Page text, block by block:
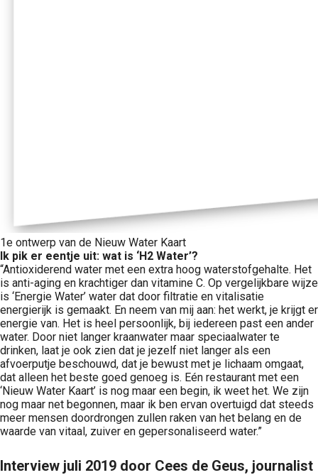
1e ontwerp van de Nieuw Water Kaart
Ik pik er eentje uit: wat is ‘H2 Water’?
“Antioxiderend water met een extra hoog waterstofgehalte. Het
is anti-aging en krachtiger dan vitamine C. Op vergelijkbare wijze
is ‘Energie Water’ water dat door filtratie en vitalisatie
energierijk is gemaakt. En neem van mij aan: het werkt, je krijgt er
energie van. Het is heel persoonlijk, bij iedereen past een ander
water. Door niet langer kraanwater maar speciaalwater te
drinken, laat je ook zien dat je jezelf niet langer als een
afvoerputje beschouwd, dat je bewust met je lichaam omgaat,
dat alleen het beste goed genoeg is. Eén restaurant met een
‘Nieuw Water Kaart’ is nog maar een begin, ik weet het. We zijn
nog maar net begonnen, maar ik ben ervan overtuigd dat steeds
meer mensen doordrongen zullen raken van het belang en de
waarde van vitaal, zuiver en gepersonaliseerd water.”
Interview juli 2019 door Cees de Geus, journalist